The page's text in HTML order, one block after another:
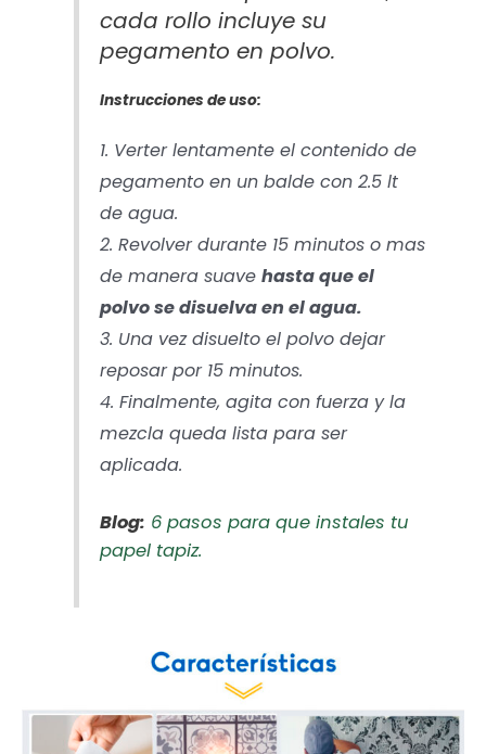
cada rollo incluye su
pegamento en polvo.
Instrucciones de uso:
1. Verter lentamente el contenido de
pegamento en un balde con 2.5 lt
de agua.
2. Revolver durante 15 minutos o mas
de manera suavehasta que el
polvo se disuelva en el agua.
3. Una vez disuelto el polvo dejar
reposar por 15 minutos.
4. Finalmente, agita con fuerza y la
mezcla queda lista para ser
aplicada.
Blog: 6 pasos para que instales tu
papel tapiz.